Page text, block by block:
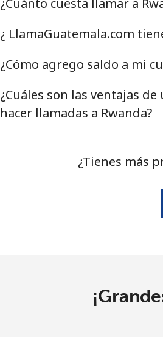
¿Cuánto cuesta llamar a
¿ LlamaGuatemala.com
¿Cómo agrego saldo a mi
¿Cuáles son las ventajas
hacer llamadas a Rwanda?
¿Tienes más